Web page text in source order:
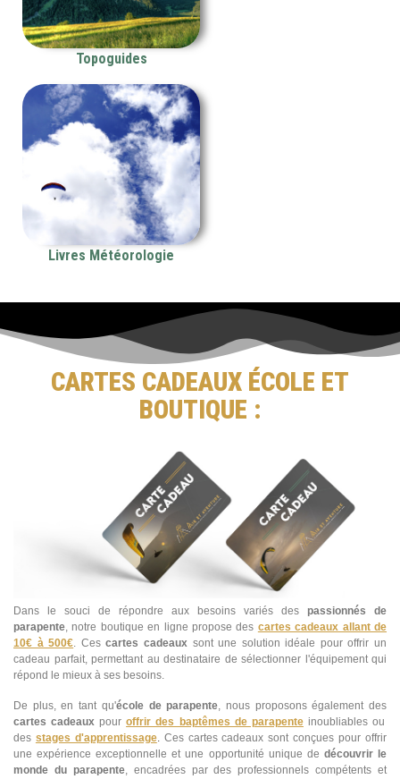
Topoguides
Livres Météorologie
CARTES CADEAUX ÉCOLE ET
BOUTIQUE :
Dans le souci de répondre aux besoins variés des passionnés de
parapente, notre boutique en ligne propose des cartes cadeaux allant de
10€ à 500€. Cescartes cadeauxsont une solution idéale pour offrir un
cadeau parfait, permettant au destinataire de sélectionner l'équipement qui
répond le mieux à ses besoins.
De plus, en tant qu'école de parapente, nous proposons également des
cartes cadeaux pouroffrir des baptêmes de parapenteinoubliables ou
des stages d'apprentissage.Ces cartes cadeaux sont conçues pour offrir
une expérience exceptionnelle et une opportunité unique de découvrir le
monde du parapente, encadrées par des professionnels compétents et